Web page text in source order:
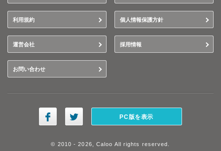
利用規約 個人情報保護方針
運営会社 採用情報
お問い合わせ
PC版を表示
© 2010 - 2026, Caloo All rights reserved.